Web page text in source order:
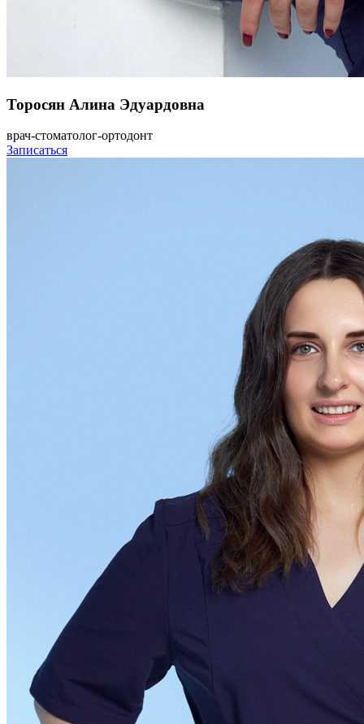
Торосян Алина Эдуардовна
врач-стоматолог-ортодонт
Записаться